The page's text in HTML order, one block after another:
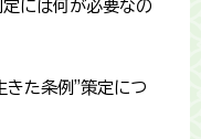
定には何が必要なの
きた条例"策定につ